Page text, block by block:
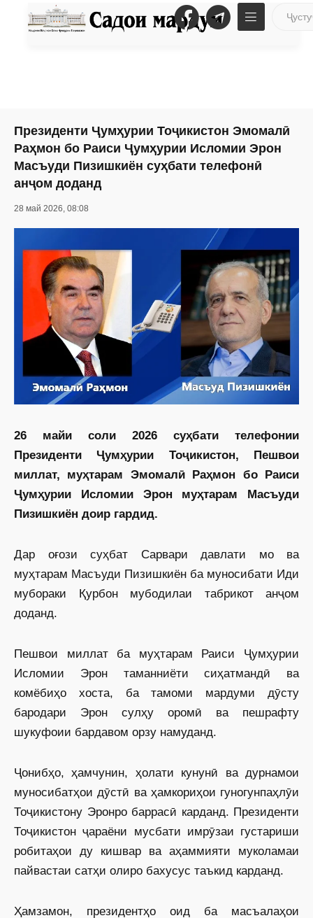
Президенти Ҷумҳурии Тоҷикистон Эмомалӣ
Раҳмон бо Раиси Ҷумҳурии Исломии Эрон
Масъуди Пизишкиён суҳбати телефонӣ
анҷом доданд
28 май 2026, 08:08
26 майи соли 2026 суҳбати телефонии
Президенти Ҷумҳурии Тоҷикистон, Пешвои
миллат, муҳтарам Эмомалӣ Раҳмон бо Раиси
Ҷумҳурии Исломии Эрон муҳтарам Масъуди
Пизишкиён доир гардид.
Дар оғози суҳбат Сарвари давлати мо ва
муҳтарам Масъуди Пизишкиён ба муносибати Иди
мубораки Қурбон мубодилаи табрикот анҷом
доданд.
Пешвои миллат ба муҳтарам Раиси Ҷумҳурии
Исломии Эрон таманниёти сиҳатмандӣ ва
комёбиҳо хоста, ба тамоми мардуми дӯсту
бародари Эрон сулҳу оромӣ ва пешрафту
шукуфоии бардавом орзу намуданд.
Ҷонибҳо, ҳамчунин, ҳолати кунунӣ ва дурнамои
муносибатҳои дӯстӣ ва ҳамкориҳои гуногунпаҳлӯи
Тоҷикистону Эронро баррасӣ карданд. Президенти
Тоҷикистон ҷараёни мусбати имрӯзаи густариши
робитаҳои ду кишвар ва аҳаммияти муколамаи
пайвастаи сатҳи олиро бахусус таъкид карданд.
Ҳамзамон, президентҳо оид ба масъалаҳои